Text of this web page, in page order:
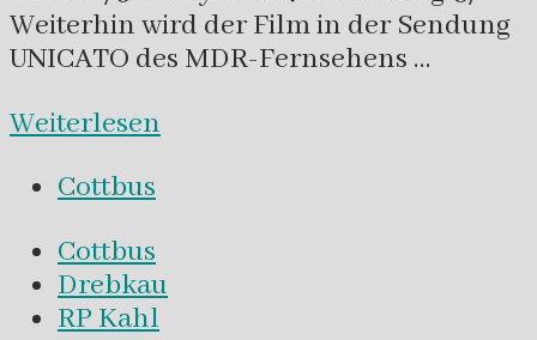
Weiterhin wird der Film in der Sendung
UNICATO des MDR-Fernsehens …
Weiterlesen
Cottbus
Cottbus
Drebkau
RP Kahl